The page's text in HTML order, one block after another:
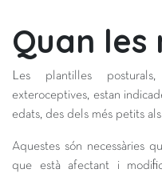
Quan les
Les plantilles
exteroceptives, estan
edats, des dels més petits als
Aquestes són necessàries
que està afectant i